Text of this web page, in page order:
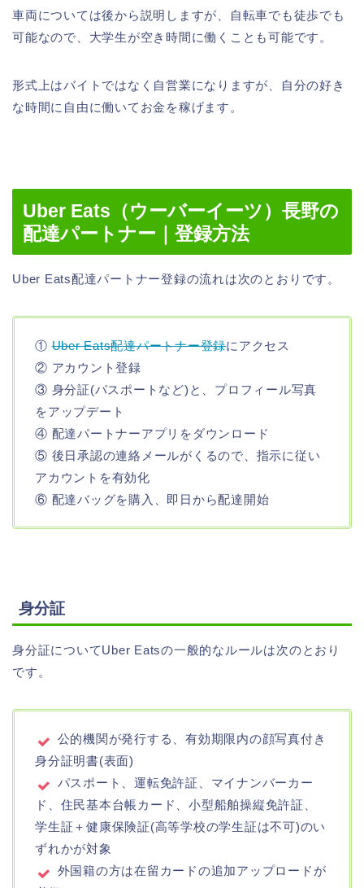
車両については後から説明しますが、自転車でも徒歩でも
可能なので、大学生が空き時間に働くことも可能です。
形式上はバイトではなく自営業になりますが、自分の好き
な時間に自由に働いてお金を稼げます。
Uber Eats（ウーバーイーツ）長野の
配達パートナー｜登録方法
Uber Eats配達パートナー登録の流れは次のとおりです。
①Uber Eats配達パートナー登録にアクセス
② アカウント登録
③ 身分証(パスポートなど)と、プロフィール写真
をアップデート
④ 配達パートナーアプリをダウンロード
⑤ 後日承認の連絡メールがくるので、指示に従い
アカウントを有効化
⑥ 配達バッグを購入、即日から配達開始
身分証
身分証についてUber Eatsの一般的なルールは次のとおり
です。
公的機関が発行する、有効期限内の顔写真付き
身分証明書(表面)
パスポート、運転免許証、マイナンバーカー
ド、住⺠基本台帳カード、小型船舶操縦免許証、
学生証＋健康保険証(高等学校の学生証は不可)のい
ずれかが対象
外国籍の方は在留カードの追加アップロードが